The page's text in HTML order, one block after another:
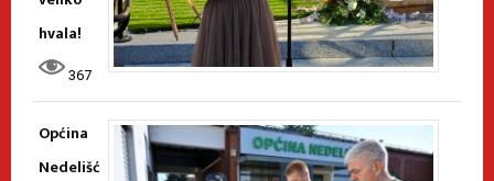
hvala!
367
Općina
Nedelišć